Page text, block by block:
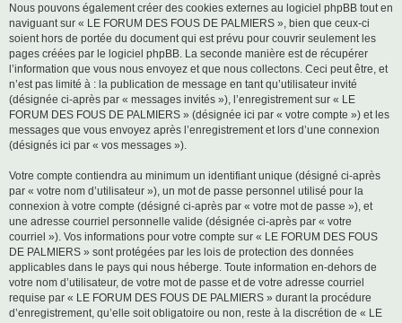
Nous pouvons également créer des cookies externes au logiciel phpBB tout en
naviguant sur « LE FORUM DES FOUS DE PALMIERS », bien que ceux-ci
soient hors de portée du document qui est prévu pour couvrir seulement les
pages créées par le logiciel phpBB. La seconde manière est de récupérer
l’information que vous nous envoyez et que nous collectons. Ceci peut être, et
n’est pas limité à : la publication de message en tant qu’utilisateur invité
(désignée ci-après par « messages invités »), l’enregistrement sur « LE
FORUM DES FOUS DE PALMIERS » (désignée ici par « votre compte ») et les
messages que vous envoyez après l’enregistrement et lors d’une connexion
(désignés ici par « vos messages »).
Votre compte contiendra au minimum un identifiant unique (désigné ci-après
par « votre nom d’utilisateur »), un mot de passe personnel utilisé pour la
connexion à votre compte (désigné ci-après par « votre mot de passe »), et
une adresse courriel personnelle valide (désignée ci-après par « votre
courriel »). Vos informations pour votre compte sur « LE FORUM DES FOUS
DE PALMIERS » sont protégées par les lois de protection des données
applicables dans le pays qui nous héberge. Toute information en-dehors de
votre nom d’utilisateur, de votre mot de passe et de votre adresse courriel
requise par « LE FORUM DES FOUS DE PALMIERS » durant la procédure
d’enregistrement, qu’elle soit obligatoire ou non, reste à la discrétion de « LE